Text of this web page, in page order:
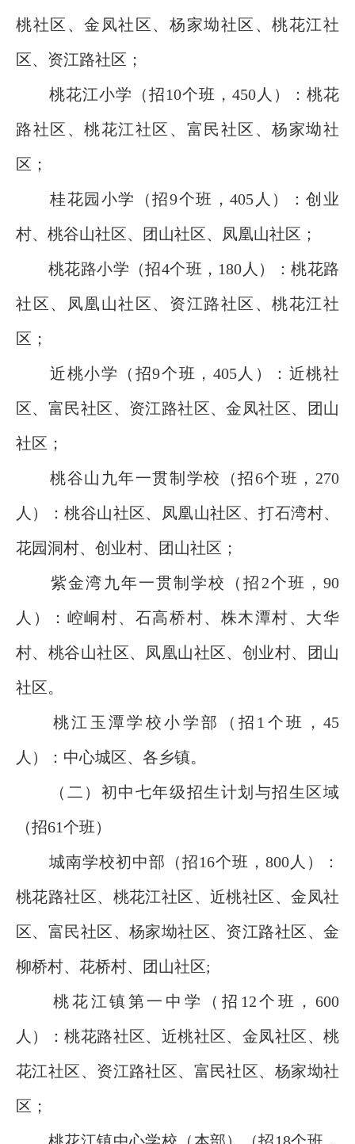
桃社区、金凤社区、杨家坳社区、桃花江社
区、资江路社区；
桃花江小学（招10个班，450人）：桃花
路社区、桃花江社区、富民社区、杨家坳社
区；
桂花园小学（招9个班，405人）：创业
村、桃谷山社区、团山社区、凤凰山社区；
桃花路小学（招4个班，180人）：桃花路
社区、凤凰山社区、资江路社区、桃花江社
区；
近桃小学（招9个班，405人）：近桃社
区、富民社区、资江路社区、金凤社区、团山
社区；
桃谷山九年一贯制学校（招6个班，270
人）：桃谷山社区、凤凰山社区、打石湾村、
花园洞村、创业村、团山社区；
紫金湾九年一贯制学校（招2个班，90
人）：崆峒村、石高桥村、株木潭村、大华
村、桃谷山社区、凤凰山社区、创业村、团山
社区。
桃江玉潭学校小学部（招1个班，45
人）：中心城区、各乡镇。
（二）初中七年级招生计划与招生区域
（招61个班）
城南学校初中部（招16个班，800人）：
桃花路社区、桃花江社区、近桃社区、金凤社
区、富民社区、杨家坳社区、资江路社区、金
柳桥村、花桥村、团山社区;
桃花江镇第一中学（招12个班，600
人）：桃花路社区、近桃社区、金凤社区、桃
花江社区、资江路社区、富民社区、杨家坳社
区；